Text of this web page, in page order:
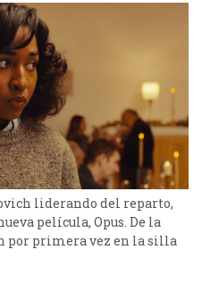
liderando del reparto,
película, Opus. De la
por primera vez en la silla
escribiendo el guion,
promete y mucho: Opus.